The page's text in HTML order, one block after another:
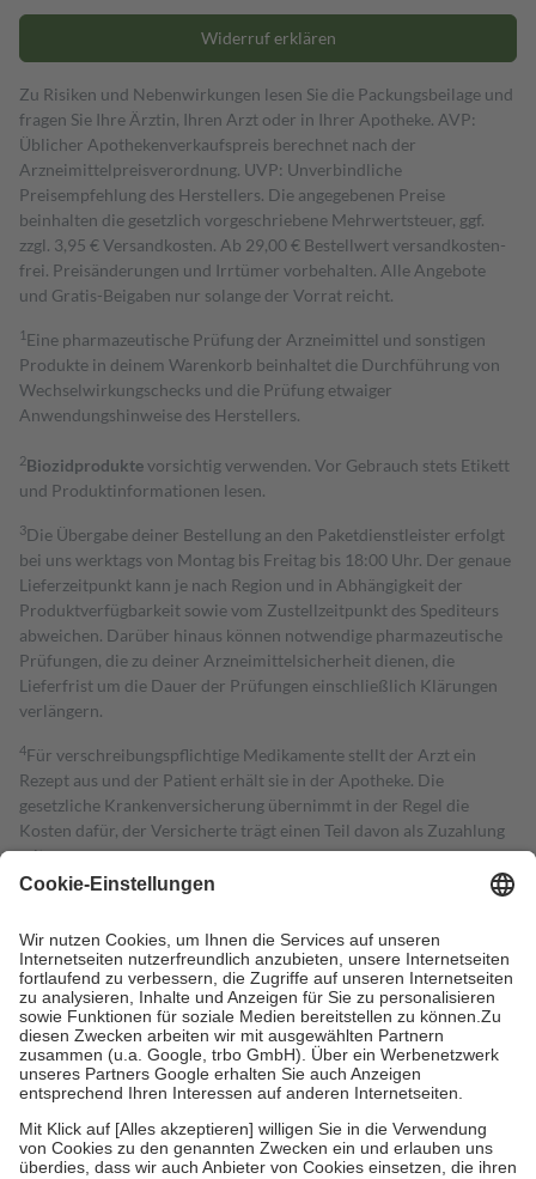
Widerruf erklären
Zu Risiken und Nebenwirkungen lesen Sie die Packungsbeilage und
fragen Sie Ihre Ärztin, Ihren Arzt oder in Ihrer Apotheke. AVP:
Üblicher Apothekenverkaufspreis berechnet nach der
Arzneimittelpreisverordnung. UVP: Unverbindliche
Preisempfehlung des Herstellers. Die angegebenen Preise
beinhalten die gesetzlich vorgeschriebene Mehrwertsteuer, ggf.
zzgl. 3,95 € Versandkosten. Ab 29,00 € Bestell­wert versand­kosten­
frei. Preisänderungen und Irrtümer vorbehalten. Alle Angebote
und Gratis-Beigaben nur solange der Vorrat reicht.
1 Eine pharmazeutische Prüfung der Arzneimittel und sonstigen
Produkte in deinem Warenkorb beinhaltet die Durchführung von
Wechselwirkungschecks und die Prüfung etwaiger
Anwendungshinweise des Herstellers.
2Biozidproduktevorsichtig verwenden. Vor Gebrauch stets Etikett
und Produktinformationen lesen.
3Die Übergabe deiner Bestellung an den Paketdienstleister erfolgt
bei uns werktags von Montag bis Freitag bis 18:00 Uhr. Der genaue
Lieferzeitpunkt kann je nach Region und in Abhängigkeit der
Produktverfügbarkeit sowie vom Zustellzeitpunkt des Spediteurs
abweichen. Darüber hinaus können notwendige pharmazeutische
Prüfungen, die zu deiner Arzneimittelsicherheit dienen, die
Lieferfrist um die Dauer der Prüfungen einschließlich Klärungen
verlängern.
4Für verschreibungspflichtige Medikamente stellt der Arzt ein
Rezept aus und der Patient erhält sie in der Apotheke. Die
gesetzliche Krankenversicherung übernimmt in der Regel die
Kosten dafür, der Versicherte trägt einen Teil davon als Zuzahlung
mit.
Grundsätzlich leisten Mitglieder Zuzahlungen in Höhe von zehn
höchstens zehn Euro.
Es sind jedoch nie mehr als die tatsächlichen
Kosten der Leistung zu entrichten.
Diese Regeln gelten grundsätzlich auch für Online-Apotheken.
Bei Heilmitteln und häuslicher Krankenpflege beträgt die
Zuzahlung zehn Prozent der Kosten sowie zehn Euro je
Verordnung.
Um das Engagement der Versicherten für ihre eigene Gesundheit zu
stärken und die besondere Stellung der Familie zu unterstützen,
fallenkeine Zuzahlungenan bei:
• Kindern und Jugendlichen bis zum vollendeten 18. Lebensjahr